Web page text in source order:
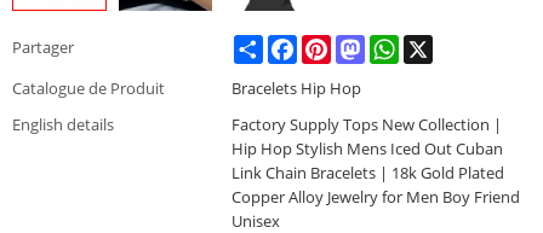
Partager ShareFacebookPinterestMastodonWhatsApp
Catalogue de Produit
Bracelets Hip Hop
English details
Factory Supply Tops New Collection |
Hip Hop Stylish Mens Iced Out Cuban
Link Chain Bracelets | 18k Gold Plated
Copper Alloy Jewelry for Men Boy Friend
Unisex